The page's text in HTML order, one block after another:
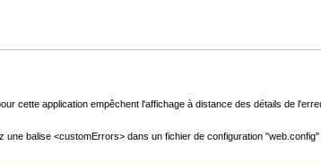
cette application empêchent l'affichage à distance des détails de
balise <customErrors> dans un fichier de configuration